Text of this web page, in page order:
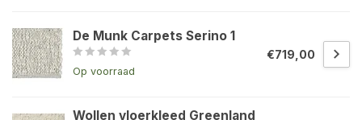
De Munk Carpets Serino 1
Op voorraad
€719,00
Wollen vloerkleed Greenland